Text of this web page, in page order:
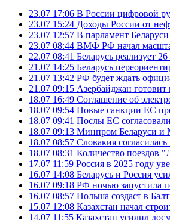
23.07 17:06 В России цифровой
23.07 15:24 Доходы России от
23.07 12:57 В парламент
23.07 08:44 ВМФ РФ начал
22.07 08:41 Беларусь реализует
21.07 14:25 Беларусь
21.07 13:42 РФ будет ждать
21.07 09:15 Азербайджан готовит
18.07 16:49 Соглашение об
18.07 09:54 Новые санкции ЕС
18.07 09:41 Послы ЕС
18.07 09:13 Минпром Беларуси и
18.07 08:57 Словакия
18.07 08:31 Количество поездов
17.07 11:59 Россия в 2025 году
16.07 14:08 Беларусь и Россия
16.07 09:18 РФ ночью запустила
16.07 08:57 Польша создаст в
15.07 12:08 Казахстан начал
14.07 11:55 Казахстан усилил